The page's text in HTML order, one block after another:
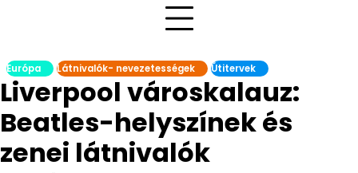
Európa Látnivalók- nevezetességek Útitervek
Liverpool városkalauz:
Beatles-helyszínek és
zenei látnivalók